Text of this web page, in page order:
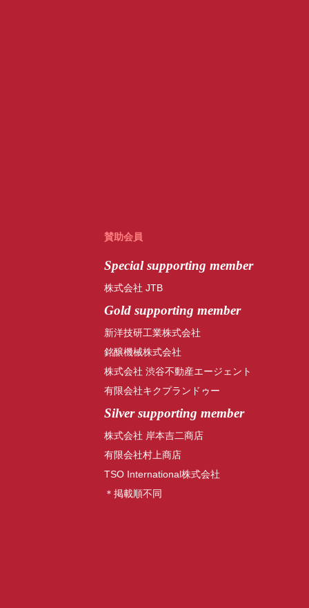
賛助会員
Specialsupporting member
株式会社 JTB
Gold supporting member
新洋技研工業株式会社
銘醸機械株式会社
株式会社 渋谷不動産エージェント
有限会社キクプランドゥー
Silver supporting member
株式会社 岸本吉二商店
有限会社村上商店
TSO International株式会社
＊掲載順不同